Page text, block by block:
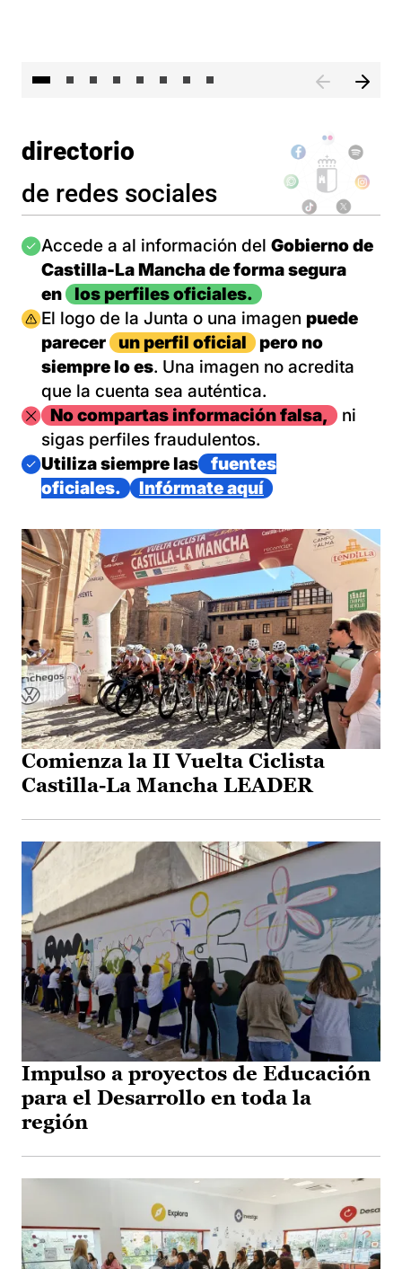
directorio
de redes sociales
Imagen
Accede a al información del Gobierno de
Castilla-La Mancha de forma segura
en
los perfiles oficiales.
Imagen
El logo de la Junta o una imagen puede
parecer
un perfil oficial
pero no
siempre lo es. Una imagen no acredita
que la cuenta sea auténtica.
ImagenNo compartas información falsa,
ni
sigas perfiles fraudulentos.
Imagen
Utiliza siempre las
fuentes
oficiales.
Infórmate aquí
Comienza la II Vuelta Ciclista
Castilla-La Mancha LEADER
Impulso a proyectos de Educación
para el Desarrollo en toda la
región